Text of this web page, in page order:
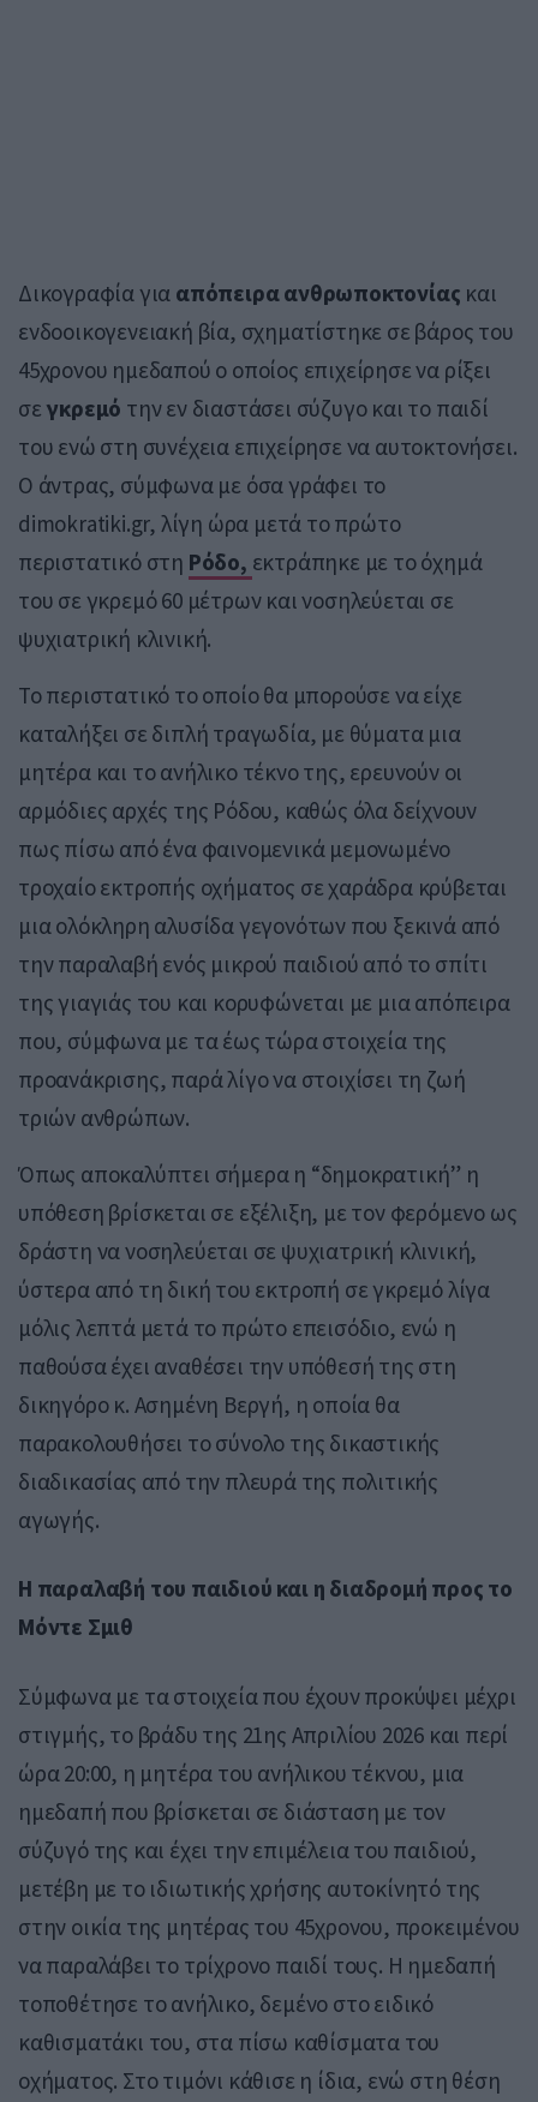
Δικογραφία για απόπειρα ανθρωποκτονίας και
ενδοοικογενειακή βία, σχηματίστηκε σε βάρος του
45χρονου ημεδαπού ο οποίος επιχείρησε να ρίξει
σε γκρεμό την εν διαστάσει σύζυγο και το παιδί
του ενώ στη συνέχεια επιχείρησε να αυτοκτονήσει.
Ο άντρας, σύμφωνα με όσα γράφει το
dimokratiki.gr, λίγη ώρα μετά το πρώτο
περιστατικό στη Ρόδο, εκτράπηκε με το όχημά
του σε γκρεμό 60 μέτρων και νοσηλεύεται σε
ψυχιατρική κλινική.
Το περιστατικό το οποίο θα μπορούσε να είχε
καταλήξει σε διπλή τραγωδία, με θύματα μια
μητέρα και το ανήλικο τέκνο της, ερευνούν οι
αρμόδιες αρχές της Ρόδου, καθώς όλα δείχνουν
πως πίσω από ένα φαινομενικά μεμονωμένο
τροχαίο εκτροπής οχήματος σε χαράδρα κρύβεται
μια ολόκληρη αλυσίδα γεγονότων που ξεκινά από
την παραλαβή ενός μικρού παιδιού από το σπίτι
της γιαγιάς του και κορυφώνεται με μια απόπειρα
που, σύμφωνα με τα έως τώρα στοιχεία της
προανάκρισης, παρά λίγο να στοιχίσει τη ζωή
τριών ανθρώπων.
Όπως αποκαλύπτει σήμερα η “δημοκρατική” η
υπόθεση βρίσκεται σε εξέλιξη, με τον φερόμενο ως
δράστη να νοσηλεύεται σε ψυχιατρική κλινική,
ύστερα από τη δική του εκτροπή σε γκρεμό λίγα
μόλις λεπτά μετά το πρώτο επεισόδιο, ενώ η
παθούσα έχει αναθέσει την υπόθεσή της στη
δικηγόρο κ. Ασημένη Βεργή, η οποία θα
παρακολουθήσει το σύνολο της δικαστικής
διαδικασίας από την πλευρά της πολιτικής
αγωγής.
Η παραλαβή του παιδιού και η διαδρομή προς το
Μόντε Σμιθ
Σύμφωνα με τα στοιχεία που έχουν προκύψει μέχρι
στιγμής, το βράδυ της 21ης Απριλίου 2026 και περί
ώρα 20:00, η μητέρα του ανήλικου τέκνου, μια
ημεδαπή που βρίσκεται σε διάσταση με τον
σύζυγό της και έχει την επιμέλεια του παιδιού,
μετέβη με το ιδιωτικής χρήσης αυτοκίνητό της
στην οικία της μητέρας του 45χρονου, προκειμένου
να παραλάβει το τρίχρονο παιδί τους. Η ημεδαπή
τοποθέτησε το ανήλικο, δεμένο στο ειδικό
καθισματάκι του, στα πίσω καθίσματα του
οχήματος. Στο τιμόνι κάθισε η ίδια, ενώ στη θέση